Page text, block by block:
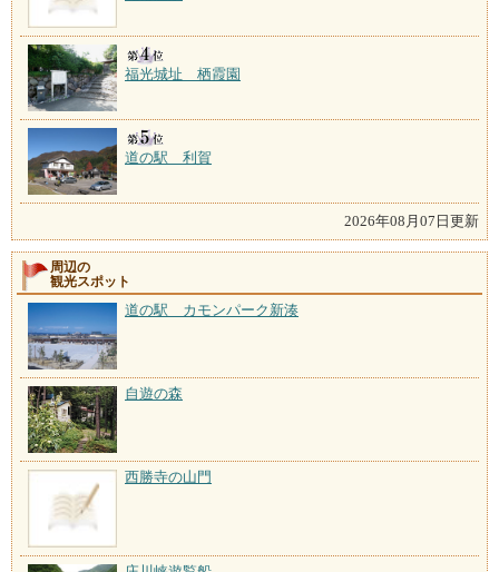
福光城址 栖霞園
道の駅 利賀
2026年08月07日更新
周辺の
観光スポット
道の駅 カモンパーク新湊
自遊の森
西勝寺の山門